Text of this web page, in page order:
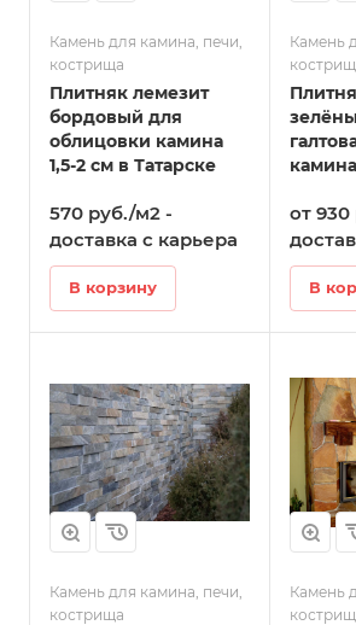
Камень для камина, печи,
кострища
Плитняк лемезит
бордовый для
облицовки камина
1,5-2 см в Татарске
570 руб./м2 -
доставка с карьера
В корзину
Камень
от
В
Камень для камина, печи,
кострища
Камень